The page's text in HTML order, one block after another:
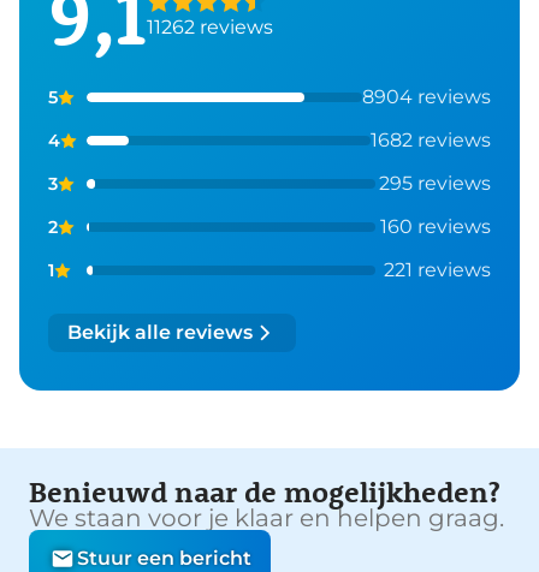
11262 reviews
5 8904 reviews
4 1682 reviews
3 295 reviews
2 160 reviews
1 221 reviews
Bekijk alle reviews
Benieuwd naar de mogelijkheden?
We staan voor je klaar en helpen graag.
Stuur een bericht